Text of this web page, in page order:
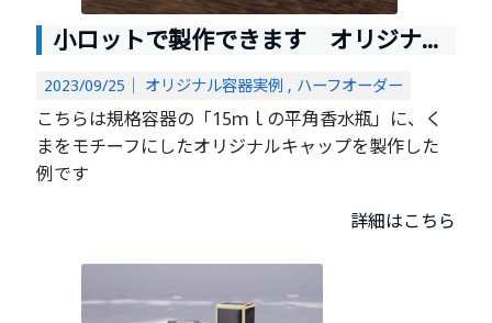
小ロットで製作できます オリジナルキャップの香水容器はいかがですか
2023/09/25｜ オリジナル容器実例 ハーフオーダー
こちらは規格容器の「15ｍｌの平角香水瓶」に、く
まをモチーフにしたオリジナルキャップを製作した
例です
詳細はこちら